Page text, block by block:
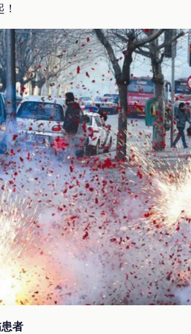
者